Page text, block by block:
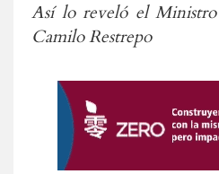
Así lo reveló el
Camilo Restrepo